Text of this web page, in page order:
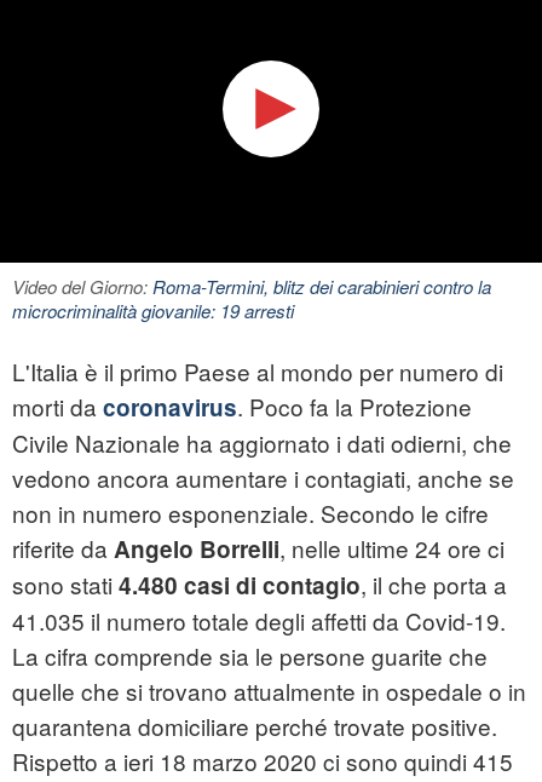
Video del Giorno:Roma-Termini, blitz dei carabinieri contro la
microcriminalità giovanile: 19 arresti
L'Italia è il primo Paese al mondo per numero di
morti da coronavirus. Poco fa la Protezione
Civile Nazionale ha aggiornato i dati odierni, che
vedono ancora aumentare i contagiati, anche se
non in numero esponenziale. Secondo le cifre
riferite da Angelo Borrelli, nelle ultime 24 ore ci
sono stati 4.480 casi di contagio, il che porta a
41.035 il numero totale degli affetti da Covid-19.
La cifra comprende sia le persone guarite che
quelle che si trovano attualmente in ospedale o in
quarantena domiciliare perché trovate positive.
Rispetto a ieri 18 marzo 2020 ci sono quindi 415